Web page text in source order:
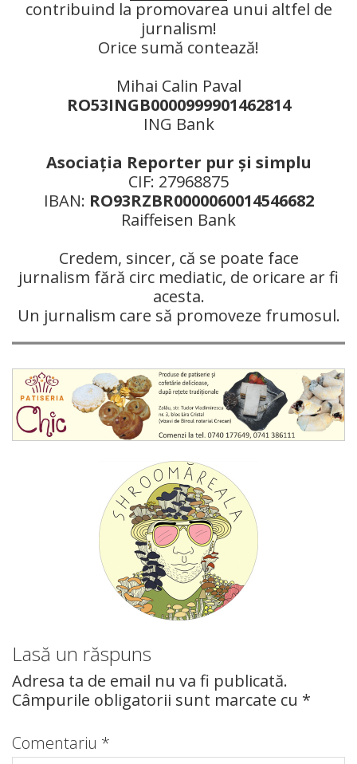
contribuind la promovarea unui altfel de
jurnalism!
Orice sumă contează!
Mihai Calin Paval
RO53INGB0000999901462814
ING Bank
Asociaţia Reporter pur şi simplu
CIF: 27968875
IBAN: RO93RZBR0000060014546682
Raiffeisen Bank
Credem, sincer, că se poate face
jurnalism fără circ mediatic, de oricare ar fi
acesta.
Un jurnalism care să promoveze frumosul.
Lasă un răspuns
Adresa ta de email nu va fi publicată.
Câmpurile obligatorii sunt marcate cu *
Comentariu *